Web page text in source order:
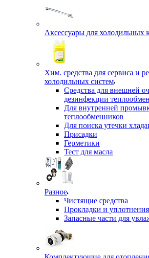
Аксессуары для холодильных
Хим. средства для сервиса и
холодильных систем
Средства для внешней
дезинфекции
Для внутренней
теплообменников
Для поиска утечки
Присадки
Герметики
Тест для масла
Разное
Чистящие средства
Прокладки и уплотнения
Запасные части для